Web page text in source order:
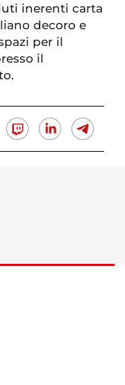
inerenti carta
decoro e
per il
il